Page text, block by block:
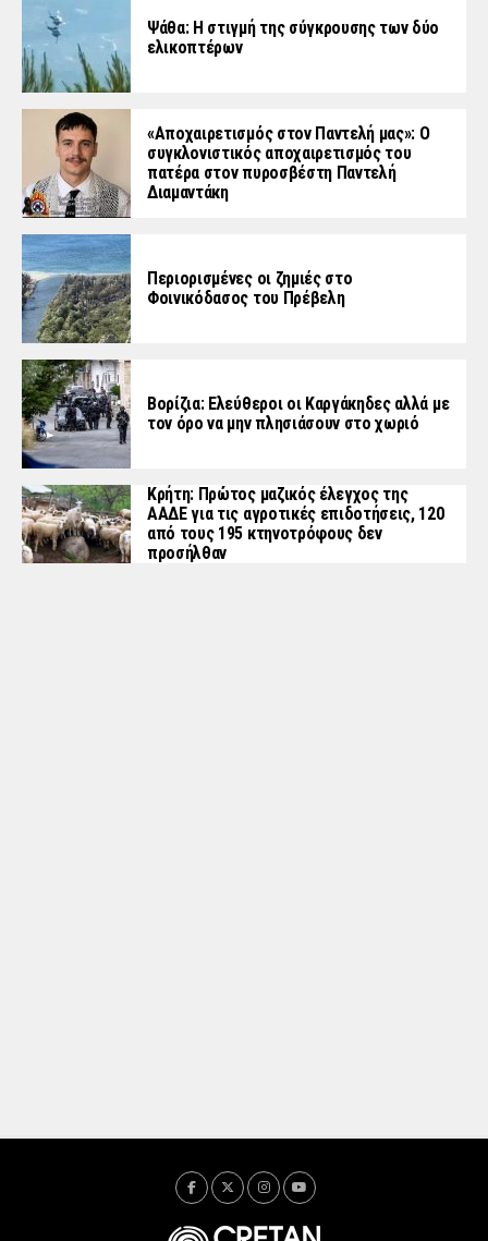
Ψάθα: Η στιγμή της σύγκρουσης των δύο
ελικοπτέρων
«Aποχαιρετισμός στον Παντελή μας»: Ο
συγκλονιστικός αποχαιρετισμός του
πατέρα στον πυροσβέστη Παντελή
Διαμαντάκη
Περιορισμένες οι ζημιές στο
Φοινικόδασος του Πρέβελη
Βορίζια: Ελεύθεροι οι Καργάκηδες αλλά με
τον όρο να μην πλησιάσουν στο χωριό
Κρήτη: Πρώτος μαζικός έλεγχος της
ΑΑΔΕ για τις αγροτικές επιδοτήσεις, 120
από τους 195 κτηνοτρόφους δεν
προσήλθαν